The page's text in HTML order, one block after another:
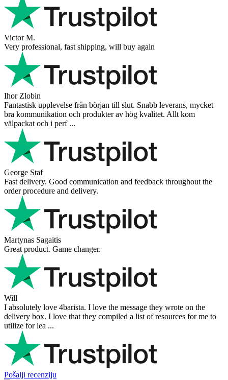
Victor M.
Very professional, fast shipping, will buy again
Ihor Zlobin
Fantastisk upplevelse från början till slut. Snabb leverans, mycket
bra kommunikation och produkter av hög kvalitet. Allt kom
välpackat och i perf ...
George Staf
Fast delivery. Good communication and feedback throughout the
order procedure and delivery.
Martynas Sagaitis
Great product. Game changer.
Will
I absolutely love 4barista. I love the message they wrote on the
delivery box. I love that they compiled a list of resources for me to
utilize for lea ...
Pošalji recenziju